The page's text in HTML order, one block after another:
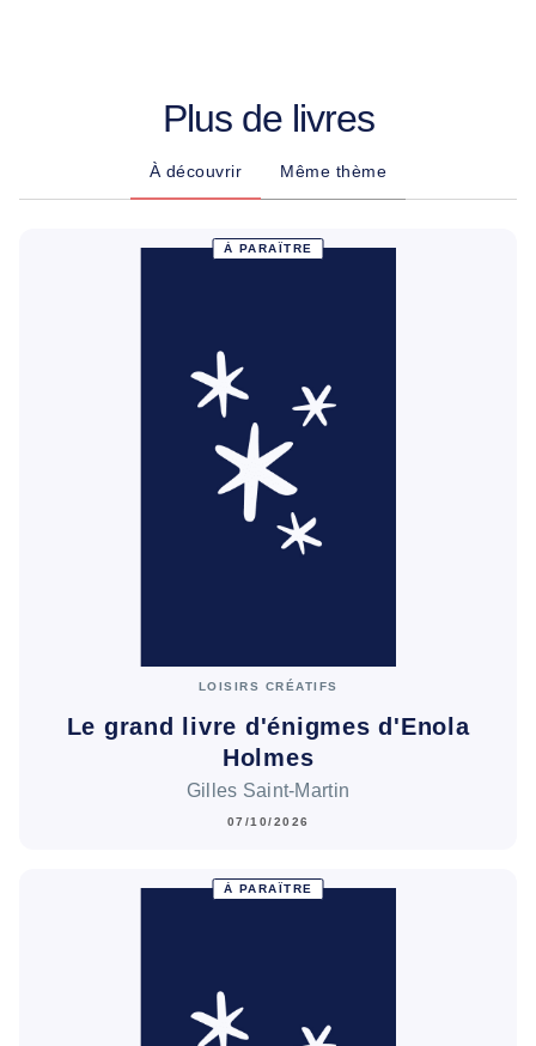
Plus de livres
À découvrir Même thème
À PARAÎTRE
LOISIRS CRÉATIFS
Le grand livre d'énigmes d'Enola
Holmes
Gilles Saint-Martin
07/10/2026
À PARAÎTRE